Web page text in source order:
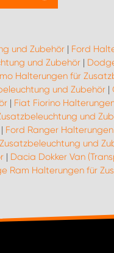
und Zubehör | Ford
und Zubehör |
Halterungen für
und Zubehör|
| Fiat Fiorino
und
Ford Ranger
und
| Dacia Dokker Van
Ram Halterungen für